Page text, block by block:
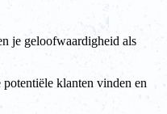
je geloofwaardigheid als
klanten vinden en